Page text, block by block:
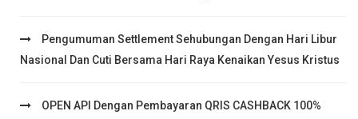
Pengumuman Settlement Sehubungan Dengan Hari Libur
Nasional Dan Cuti Bersama Hari Raya Kenaikan Yesus Kristus
OPEN API Dengan Pembayaran QRIS CASHBACK 100%